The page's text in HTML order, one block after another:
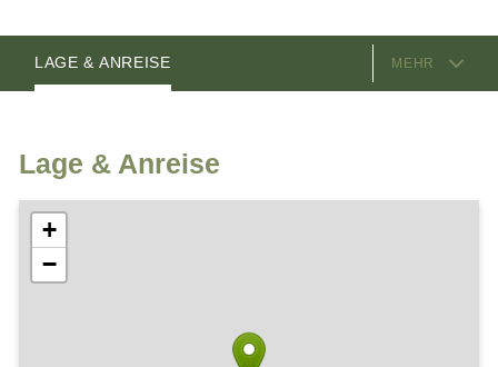
MEHR
AUSSTATTUNG
ZIMMER
VIDEOS
GASTGEBER
LAGE & ANREISE
Lage & Anreise
+
−